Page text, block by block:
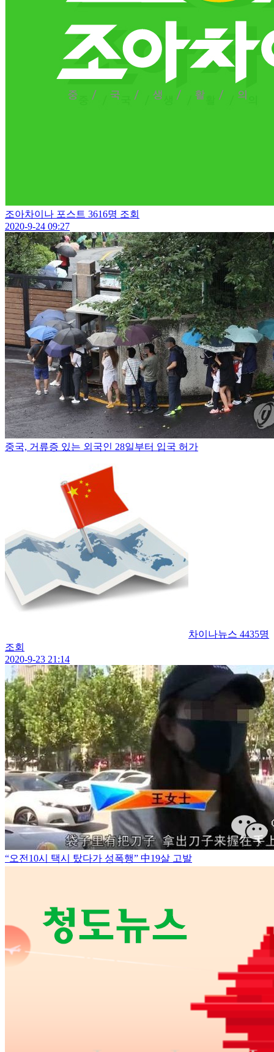
조아차이나 포스트 3616명 조회
2020-9-24 09:27
중국, 거류증 있는 외국인 28일부터 입국 허가
차이나뉴스 4435명
조회
2020-9-23 21:14
“오전10시 택시 탔다가 성폭행” 中19살 고발